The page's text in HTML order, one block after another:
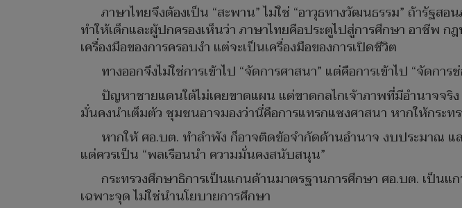
ภาษาไทยจึงต้องเป็น “สะพาน” ไม่ใช่ “อาวุธทางวัฒนธรรม” ถ้ารัฐ
ทำให้เด็กและผู้ปกครองเห็นว่า ภาษาไทยคือประตูไปสู่การศึกษา อาชีพ
เครื่องมือของการครอบงำ แต่จะเป็นเครื่องมือของการเปิดชีวิต
ทางออกจึงไม่ใช่การเข้าไป “จัดการศาสนา” แต่คือการเข้าไป “จัดก
ปัญหาชายแดนใต้ไม่เคยขาดแผน แต่ขาดกลไกเจ้าภาพที่มีอำนาจจริ
มั่นคงนำเต็มตัว ชุมชนอาจมองว่านี่คือการแทรกแซงศาสนา หากให้กระ
หากให้ ศอ.บต. ทำลำพัง ก็อาจติดข้อจำกัดด้านอำนาจ งบประมาณ แ
แต่ควรเป็น “พลเรือนนำ ความมั่นคงสนับสนุน”
กระทรวงศึกษาธิการเป็นแกนด้านมาตรฐานการศึกษา ศอ.บต. เป็น
เฉพาะจุด ไม่ใช่นำนโยบายการศึกษา